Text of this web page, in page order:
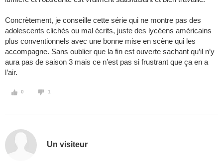
Concrètement, je conseille cette série qui ne montre pas des
adolescents clichés ou mal écrits, juste des lycéens américains
plus conventionnels avec une bonne mise en scène qui les
accompagne. Sans oublier que la fin est ouverte sachant qu’il n’y
aura pas de saison 3 mais ce n’est pas si frustrant que ça en a
l’air.
0 1
Un visiteur